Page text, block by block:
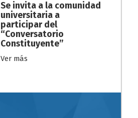
Se invita a la comunidad
universitaria a
participar del
“Conversatorio
Constituyente”
Ver más